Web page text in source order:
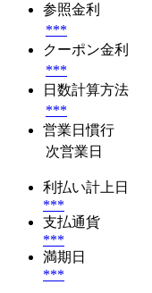
参照金利
***
クーポン金利
***
日数計算方法
***
営業日慣行
次営業日
利払い計上日
***
支払通貨
***
満期日
***